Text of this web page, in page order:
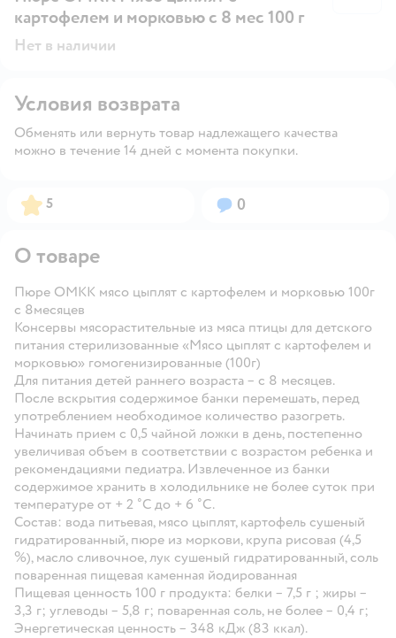
картофелем и морковью с 8 мес 100 г
Нет в наличии
Условия возврата
Обменять или вернуть товар надлежащего качества
можно в течение 14 дней с момента покупки.
Рейтинг:
5 Вопросов:
0
О товаре
Пюре ОМКК мясо цыплят с картофелем и морковью 100г
с 8месяцев
Консервы мясорастительные из мяса птицы для детского
питания стерилизованные «Мясо цыплят с картофелем и
морковью» гомогенизированные (100г)
Для питания детей раннего возраста – с 8 месяцев.
После вскрытия содержимое банки перемешать, перед
употреблением необходимое количество разогреть.
Начинать прием с 0,5 чайной ложки в день, постепенно
увеличивая объем в соответствии с возрастом ребенка и
рекомендациями педиатра. Извлеченное из банки
содержимое хранить в холодильнике не более суток при
температуре от + 2 ˚С до + 6 ˚С.
Состав: вода питьевая, мясо цыплят, картофель сушеный
гидратированный, пюре из моркови, крупа рисовая (4,5
%), масло сливочное, лук сушеный гидратированный, соль
поваренная пищевая каменная йодированная
Пищевая ценность 100 г продукта: белки – 7,5 г ; жиры –
3,3 г; углеводы – 5,8 г; поваренная соль, не более – 0,4 г;
Энергетическая ценность – 348 кДж (83 ккал).